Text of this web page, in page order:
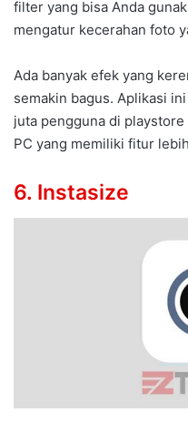
filter yang bisa Anda
mengatur kecerahan foto
Ada banyak efek yang
semakin bagus. Aplikasi
juta pengguna di
PC yang memiliki fitur
6. Instasize